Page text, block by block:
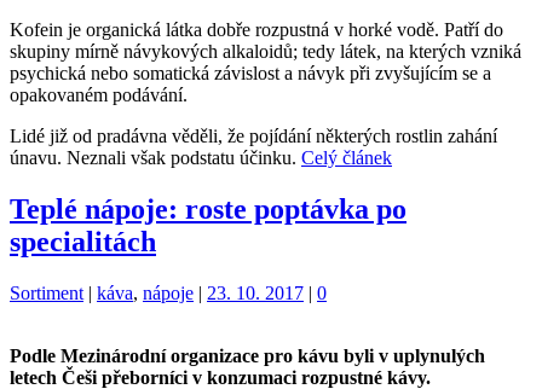
Kofein je organická látka dobře rozpustná v horké vodě. Patří do
skupiny mírně návykových alkaloidů; tedy látek, na kterých vzniká
psychická nebo somatická závislost a návyk při zvyšujícím se a
opakovaném podávání.
Lidé již od pradávna věděli, že pojídání některých rostlin zahání
únavu. Neznali však podstatu účinku. Celý článek
Teplé nápoje: roste poptávka po
specialitách
Kategorie:
Sortiment | Štítky:
káva, nápoje | 23. 10. 2017 | 0
Podle Mezinárodní organizace pro kávu byli v uplynulých
letech Češi přeborníci v konzumaci rozpustné kávy.